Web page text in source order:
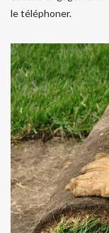
le téléphoner.